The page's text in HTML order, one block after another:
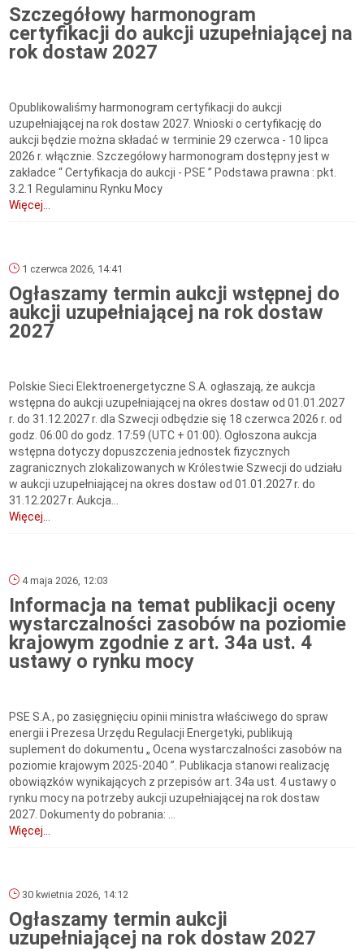
Szczegółowy harmonogram
certyfikacji do aukcji uzupełniającej na
rok dostaw 2027
Opublikowaliśmy harmonogram certyfikacji do aukcji
uzupełniającej na rok dostaw 2027. Wnioski o certyfikację do
aukcji będzie można składać w terminie 29 czerwca - 10 lipca
2026 r. włącznie. Szczegółowy harmonogram dostępny jest w
zakładce “ Certyfikacja do aukcji - PSE ” Podstawa prawna : pkt.
3.2.1 Regulaminu Rynku Mocy
Więcej...
1 czerwca 2026, 14:41
Ogłaszamy termin aukcji wstępnej do
aukcji uzupełniającej na rok dostaw
2027
Polskie Sieci Elektroenergetyczne S.A. ogłaszają, że aukcja
wstępna do aukcji uzupełniającej na okres dostaw od 01.01.2027
r. do 31.12.2027 r. dla Szwecji odbędzie się 18 czerwca 2026 r. od
godz. 06:00 do godz. 17:59 (UTC + 01:00). Ogłoszona aukcja
wstępna dotyczy dopuszczenia jednostek fizycznych
zagranicznych zlokalizowanych w Królestwie Szwecji do udziału
w aukcji uzupełniającej na okres dostaw od 01.01.2027 r. do
31.12.2027 r. Aukcja...
Więcej...
4 maja 2026, 12:03
Informacja na temat publikacji oceny
wystarczalności zasobów na poziomie
krajowym zgodnie z art. 34a ust. 4
ustawy o rynku mocy
PSE S.A., po zasięgnięciu opinii ministra właściwego do spraw
energii i Prezesa Urzędu Regulacji Energetyki, publikują
suplement do dokumentu „ Ocena wystarczalności zasobów na
poziomie krajowym 2025-2040 ”. Publikacja stanowi realizację
obowiązków wynikających z przepisów art. 34a ust. 4 ustawy o
rynku mocy na potrzeby aukcji uzupełniającej na rok dostaw
2027. Dokumenty do pobrania: ...
Więcej...
30 kwietnia 2026, 14:12
Ogłaszamy termin aukcji
uzupełniającej na rok dostaw 2027